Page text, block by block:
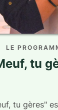
LE
tu
tu gères"